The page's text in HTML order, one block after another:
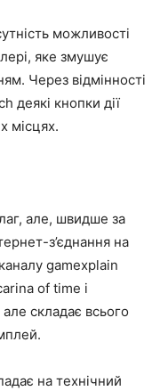
можливості
яке змушує
Через відмінності
деякі кнопки дії
місцях.
але, швидше за
з’єднання на
gamexplain
of time і
складає всього
на технічний